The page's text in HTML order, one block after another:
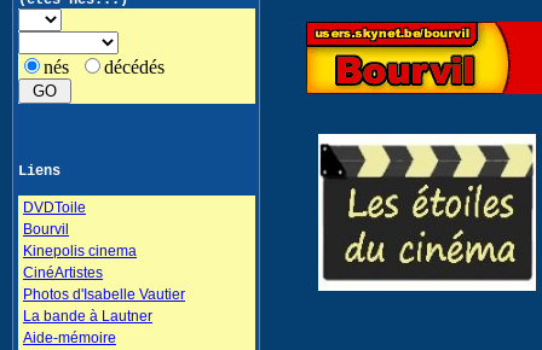
nés décédés
Liens
DVDToile
Bourvil
Kinepolis cinema
CinéArtistes
Photos d'Isabelle Vautier
La bande à Lautner
Aide-mémoire